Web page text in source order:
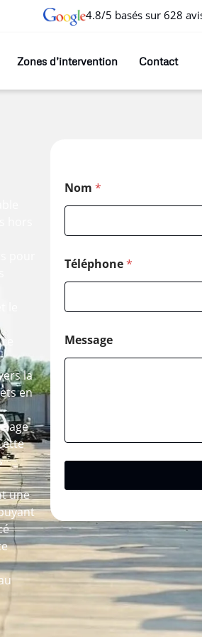
4.8/5 basés sur 628
Zones d’intervention Contact
pour
la
en
une
Nom *
Téléphone*
Message